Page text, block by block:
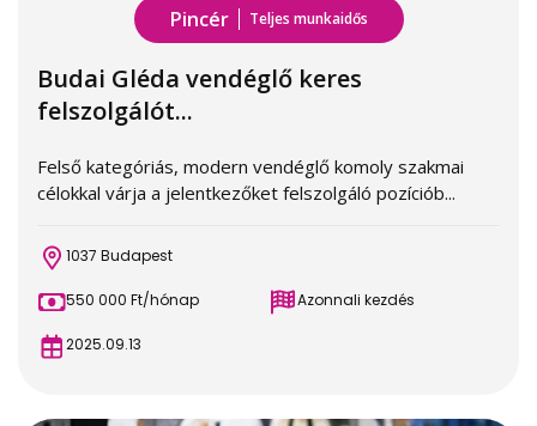
Pincér Teljes munkaidős
Budai Gléda vendéglő keres
felszolgálót...
Felső kategóriás, modern vendéglő komoly szakmai
célokkal várja a jelentkezőket felszolgáló pozíciób...
1037 Budapest
550 000 Ft/hónap Azonnali kezdés
2025.09.13